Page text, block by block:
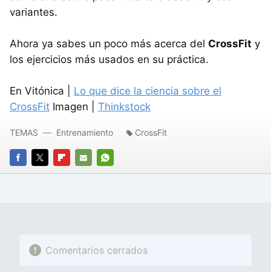
variantes.
Ahora ya sabes un poco más acerca del CrossFit y
los ejercicios más usados en su práctica.
En Vitónica | Lo que dice la ciencia sobre el
CrossFit Imagen | Thinkstock
FACEBOOK
TWITTERFLIPBOARD
E-
WHATSAPP
TEMAS Entrenamiento CrossFit
Comentarios cerrados